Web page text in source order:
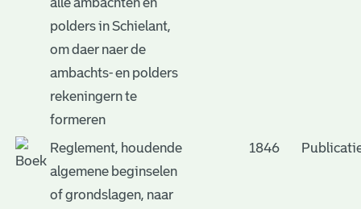
polders in Schielant,
om daer naer de
ambachts- en polders
rekeningern te
formeren
Reglement, houdende
algemene beginselen
of grondslagen, naar
1846